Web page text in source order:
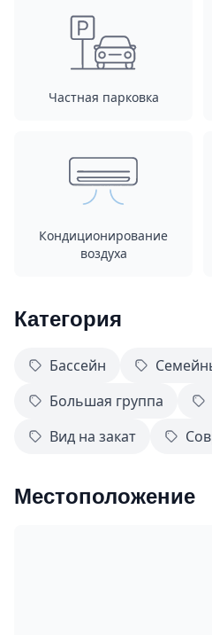
Частная парковка
Кондиционирование
воздуха
Категория
Бассейн
Большая группа
Вид на закат
Местоположение